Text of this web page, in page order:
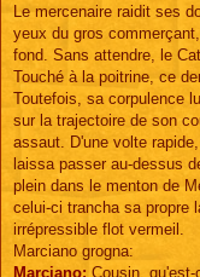
Le mercenaire raidit ses
yeux du gros
fond. Sans attendre, le
Touché à la poitrine, ce
Toutefois, sa corpulence
sur la trajectoire de son
assaut. D'une volte
laissa passer au-dessus
plein dans le menton de
celui-ci trancha sa propre
irrépressible flot vermeil.
Marciano grogna:
Marciano: Cousin,